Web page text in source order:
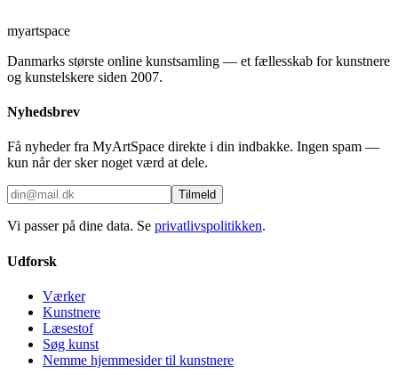
myartspace
Danmarks største online kunstsamling — et fællesskab for kunstnere
og kunstelskere siden 2007.
Nyhedsbrev
Få nyheder fra MyArtSpace direkte i din indbakke. Ingen spam —
kun når der sker noget værd at dele.
Tilmeld
Vi passer på dine data. Se privatlivspolitikken.
Udforsk
Værker
Kunstnere
Læsestof
Søg kunst
Nemme hjemmesider til kunstnere